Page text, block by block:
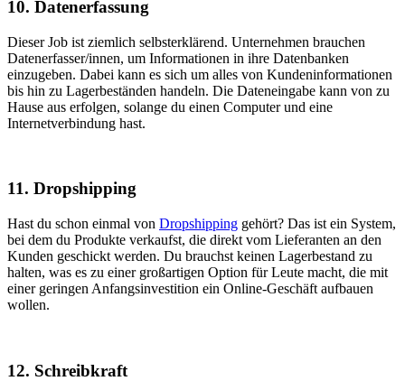
10. Datenerfassung
Dieser Job ist ziemlich selbsterklärend. Unternehmen brauchen
Datenerfasser/innen, um Informationen in ihre Datenbanken
einzugeben. Dabei kann es sich um alles von Kundeninformationen
bis hin zu Lagerbeständen handeln. Die Dateneingabe kann von zu
Hause aus erfolgen, solange du einen Computer und eine
Internetverbindung hast.
11. Dropshipping
Hast du schon einmal von Dropshipping gehört? Das ist ein System,
bei dem du Produkte verkaufst, die direkt vom Lieferanten an den
Kunden geschickt werden. Du brauchst keinen Lagerbestand zu
halten, was es zu einer großartigen Option für Leute macht, die mit
einer geringen Anfangsinvestition ein Online-Geschäft aufbauen
wollen.
12. Schreibkraft